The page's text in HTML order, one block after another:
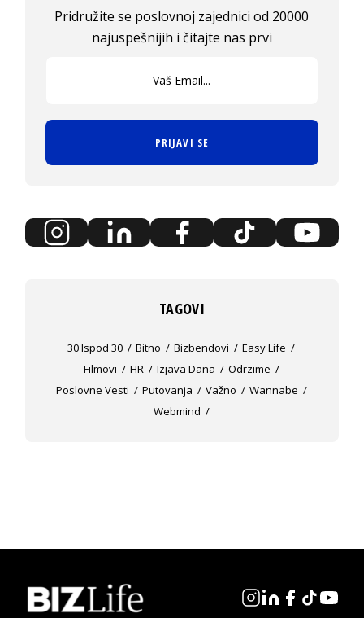
Pridružite se poslovnoj zajednici od 20000
najuspešnijih i čitajte nas prvi
PRIJAVI SE
TAGOVI
30 Ispod 30 Bitno Bizbendovi
Easy Life
Filmovi
HR Izjava Dana
Odrzime
Poslovne Vesti
Putovanja Važno
Wannabe
Webmind